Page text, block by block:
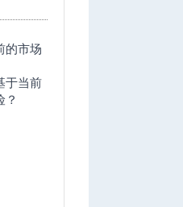
的市场
于当前